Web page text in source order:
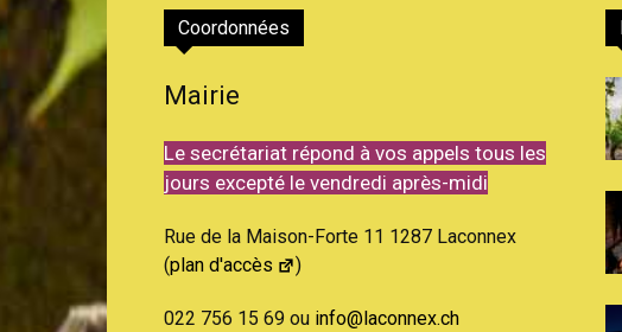
Coordonnées
Mairie
Le secrétariat répond à vos appels tous les
jours excepté le vendredi après-midi
Rue de la Maison-Forte 11 1287 Laconnex
(plan d'accès )
022 756 15 69 ou info@laconnex.ch